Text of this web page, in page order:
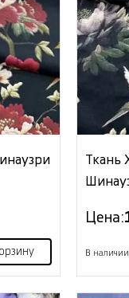
Ткань
Цена:
В